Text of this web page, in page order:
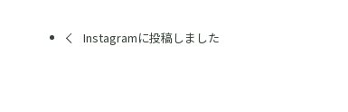
Instagramに投稿しました